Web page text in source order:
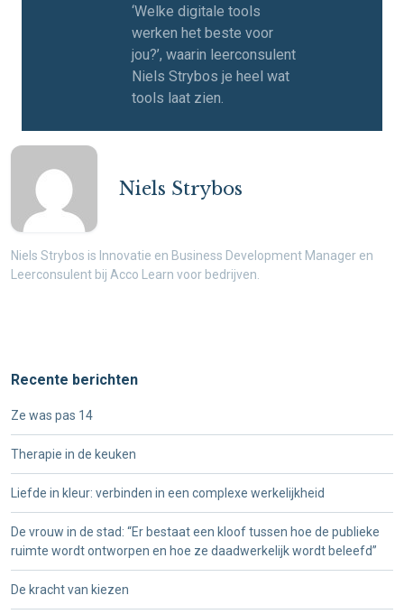
‘Welke digitale tools
werken het beste voor
jou?’, waarin leerconsulent
Niels Strybos je heel wat
tools laat zien.
Niels Strybos
Niels Strybos is Innovatie en Business Development Manager en
Leerconsulent bij Acco Learn voor bedrijven.
Recente berichten
Ze was pas 14
Therapie in de keuken
Liefde in kleur: verbinden in een complexe werkelijkheid
De vrouw in de stad: “Er bestaat een kloof tussen hoe de publieke
ruimte wordt ontworpen en hoe ze daadwerkelijk wordt beleefd”
De kracht van kiezen